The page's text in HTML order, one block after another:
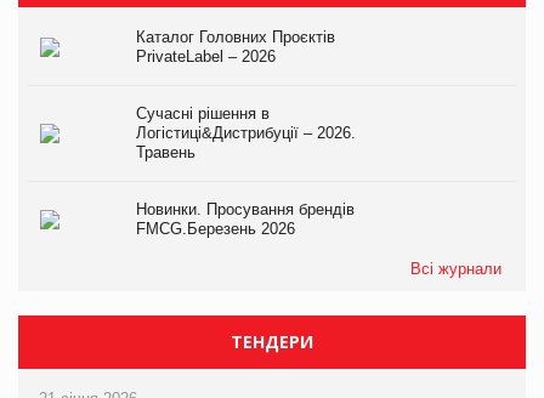
Каталог Головних Проєктів
PrivateLabel – 2026
Сучасні рішення в
Логістиці&Дистрибуції – 2026.
Травень
Новинки. Просування брендів
FMCG.Березень 2026
Всі журнали
ТЕНДЕРИ